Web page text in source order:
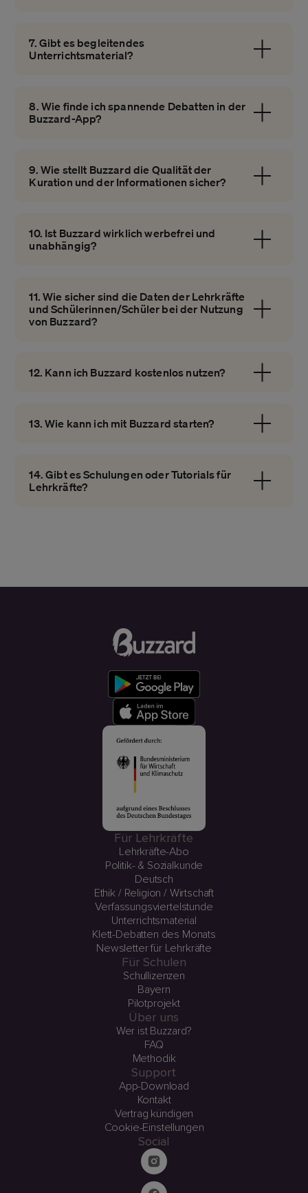
7. Gibt es begleitendes
Unterrichtsmaterial?
8. Wie finde ich spannende Debatten in der
Buzzard-App?
9. Wie stellt Buzzard die Qualität der
Kuration und der Informationen sicher?
10. Ist Buzzard wirklich werbefrei und
unabhängig?
11. Wie sicher sind die Daten der Lehrkräfte
und Schülerinnen/Schüler bei der Nutzung
von Buzzard?
12. Kann ich Buzzard kostenlos nutzen?
13. Wie kann ich mit Buzzard starten?
14. Gibt es Schulungen oder Tutorials für
Lehrkräfte?
Für Lehrkräfte
Lehrkräfte-Abo
Politik- & Sozialkunde
Deutsch
Ethik / Religion / Wirtschaft
Verfassungsviertelstunde
Unterrichtsmaterial
Klett-Debatten des Monats
Newsletter für Lehrkräfte
Für Schulen
Schullizenzen
Bayern
Pilotprojekt
Über uns
Wer ist Buzzard?
FAQ
Methodik
Support
App-Download
Kontakt
Vertrag kündigen
Cookie-Einstellungen
Social